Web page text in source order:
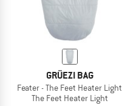
GRÜEZI BAG
Feater - The Feet Heater Light
The Feet Heater Light